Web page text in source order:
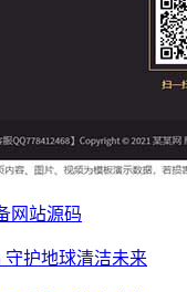
网站源码
护地球清洁未来